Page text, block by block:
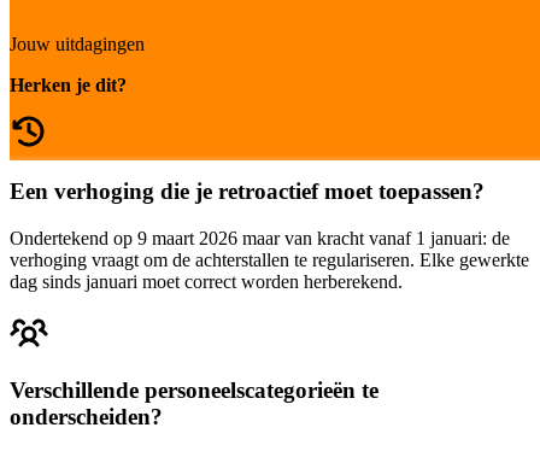
Jouw uitdagingen
Herken je dit?
Een verhoging die je retroactief moet toepassen?
Ondertekend op 9 maart 2026 maar van kracht vanaf 1 januari: de
verhoging vraagt om de achterstallen te regulariseren. Elke gewerkte
dag sinds januari moet correct worden herberekend.
Verschillende personeelscategorieën te
onderscheiden?